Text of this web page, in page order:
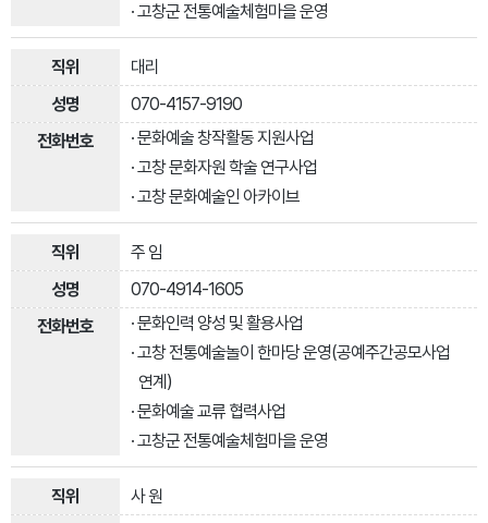
· 고창군 전통예술체험마을 운영
대리
070-4157-9190
· 문화예술 창작활동 지원사업
· 고창 문화자원 학술 연구사업
· 고창 문화예술인 아카이브
주 임
070-4914-1605
· 문화인력 양성 및 활용사업
· 고창 전통예술놀이 한마당 운영(공예주간공모사업
연계)
· 문화예술 교류 협력사업
· 고창군 전통예술체험마을 운영
사 원